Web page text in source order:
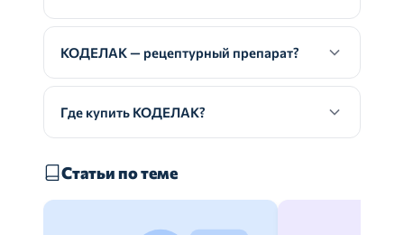
КОДЕЛАК — рецептурный препарат?
Где купить КОДЕЛАК?
Статьи по теме